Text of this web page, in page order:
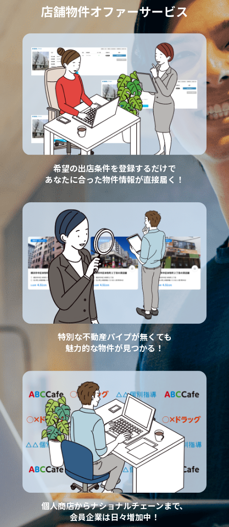
店舗物件オファーサービス
希望の出店条件を登録するだけで
あなたに合った物件情報が直接届く！
特別な不動産パイプが無くても
魅力的な物件が見つかる！
個人商店からナショナルチェーンまで、
会員企業は日々増加中！